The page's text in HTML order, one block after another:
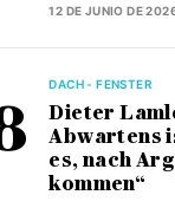
12 DE JUNIO DE
DACH - FENSTER
Dieter
Abwartens
es, nach
kommen“